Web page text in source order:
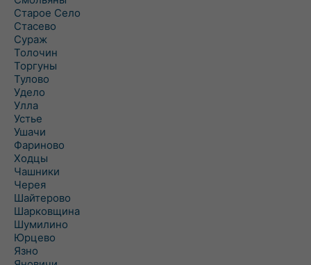
Старое Село
Стасево
Сураж
Толочин
Торгуны
Тулово
Удело
Улла
Устье
Ушачи
Фариново
Ходцы
Чашники
Черея
Шайтерово
Шарковщина
Шумилино
Юрцево
Язно